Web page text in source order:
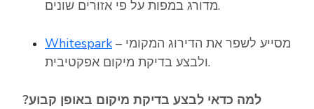
מדורג במפות על פי אזורים שונים.
Whitespark– מסייע לשפר את הדירוג המקומי
ולבצע בדיקת מיקום אפקטיבית.
למה כדאי לבצע בדיקת מיקום באופן קבוע?